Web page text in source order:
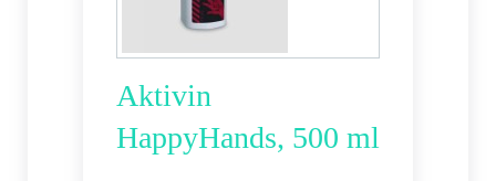
Aktivin
HappyHands, 500 ml